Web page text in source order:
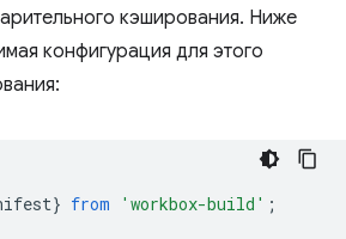
кэширования. Ниже
конфигурация для этого
} from 'workbox-build' ;